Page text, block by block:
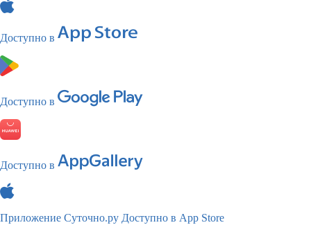
Доступно в
Доступно в
Доступно в
Приложение Суточно.ру Доступно в App Store